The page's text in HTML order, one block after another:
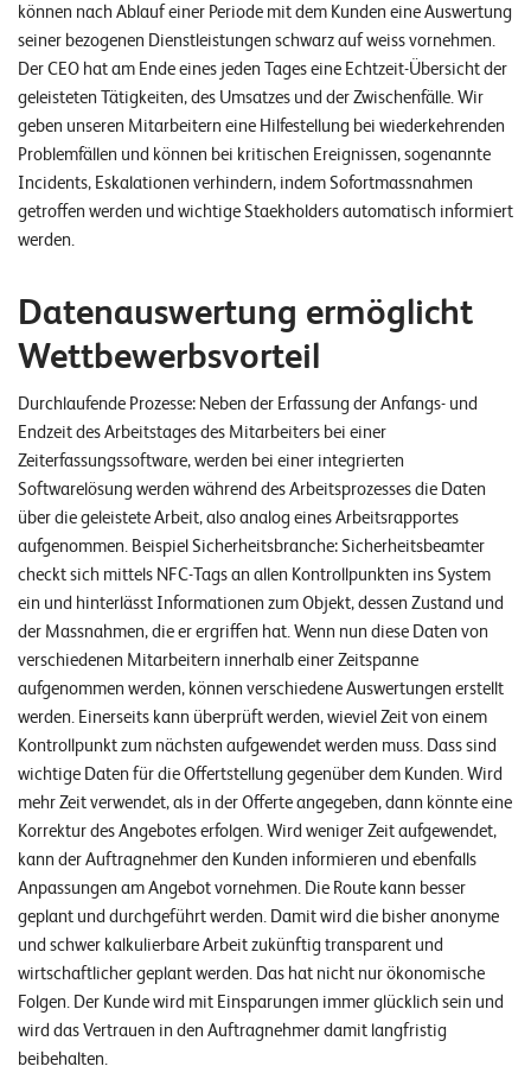
können nach Ablauf einer Periode mit dem Kunden eine Auswertung
seiner bezogenen Dienstleistungen schwarz auf weiss vornehmen.
Der CEO hat am Ende eines jeden Tages eine Echtzeit-Übersicht der
geleisteten Tätigkeiten, des Umsatzes und der Zwischenfälle. Wir
geben unseren Mitarbeitern eine Hilfestellung bei wiederkehrenden
Problemfällen und können bei kritischen Ereignissen, sogenannte
Incidents, Eskalationen verhindern, indem Sofortmassnahmen
getroffen werden und wichtige Staekholders automatisch informiert
werden.
Datenauswertung ermöglicht
Wettbewerbsvorteil
Durchlaufende Prozesse: Neben der Erfassung der Anfangs- und
Endzeit des Arbeitstages des Mitarbeiters bei einer
Zeiterfassungssoftware, werden bei einer integrierten
Softwarelösung werden während des Arbeitsprozesses die Daten
über die geleistete Arbeit, also analog eines Arbeitsrapportes
aufgenommen. Beispiel Sicherheitsbranche: Sicherheitsbeamter
checkt sich mittels NFC-Tags an allen Kontrollpunkten ins System
ein und hinterlässt Informationen zum Objekt, dessen Zustand und
der Massnahmen, die er ergriffen hat. Wenn nun diese Daten von
verschiedenen Mitarbeitern innerhalb einer Zeitspanne
aufgenommen werden, können verschiedene Auswertungen erstellt
werden. Einerseits kann überprüft werden, wieviel Zeit von einem
Kontrollpunkt zum nächsten aufgewendet werden muss. Dass sind
wichtige Daten für die Offertstellung gegenüber dem Kunden. Wird
mehr Zeit verwendet, als in der Offerte angegeben, dann könnte eine
Korrektur des Angebotes erfolgen. Wird weniger Zeit aufgewendet,
kann der Auftragnehmer den Kunden informieren und ebenfalls
Anpassungen am Angebot vornehmen. Die Route kann besser
geplant und durchgeführt werden. Damit wird die bisher anonyme
und schwer kalkulierbare Arbeit zukünftig transparent und
wirtschaftlicher geplant werden. Das hat nicht nur ökonomische
Folgen. Der Kunde wird mit Einsparungen immer glücklich sein und
wird das Vertrauen in den Auftragnehmer damit langfristig
beibehalten.